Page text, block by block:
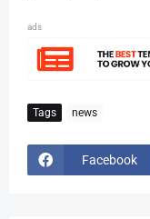
ads
Tags news
Facebook